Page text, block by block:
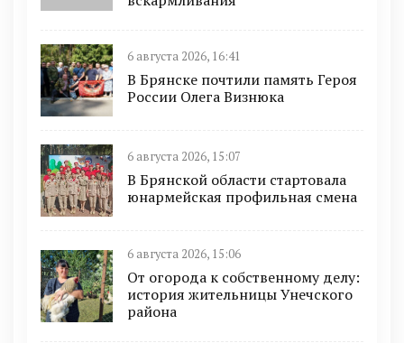
6 августа 2026, 16:41
В Брянске почтили память Героя
России Олега Визнюка
6 августа 2026, 15:07
В Брянской области стартовала
юнармейская профильная смена
6 августа 2026, 15:06
От огорода к собственному делу:
история жительницы Унечского
района